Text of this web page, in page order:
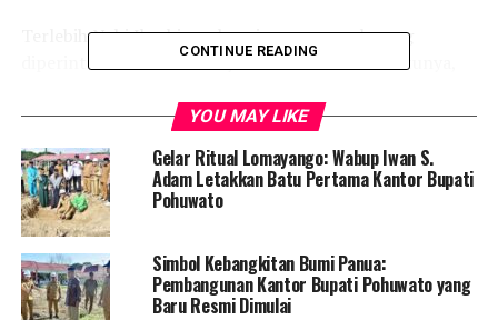
Terlebih Nabi Ibrahim sebagai seorang ayah yang
diperintahkan untuk menyembelih anak satu-satunya,
kandung dari Ismail. Akan tetapi, atas keridaan dan
ketulusan serta keihklasan dari mereka semua itu bisa
dilalui.
Ini tentu menggambarkan sejauh mana ketakwaan
kepada Allah atas perintahnya yang semua itu adalah
sebuah ujian yang bisa dilalui oleh Nabi Ibrahim dan Nabi
Ismail.
CONTINUE READING
YOU MAY LIKE
Gelar Ritual Lomayango: Wabup Iwan S.
Adam Letakkan Batu Pertama Kantor Bupati
Pohuwato
Simbol Kebangkitan Bumi Panua:
Pembangunan Kantor Bupati Pohuwato yang
Baru Resmi Dimulai